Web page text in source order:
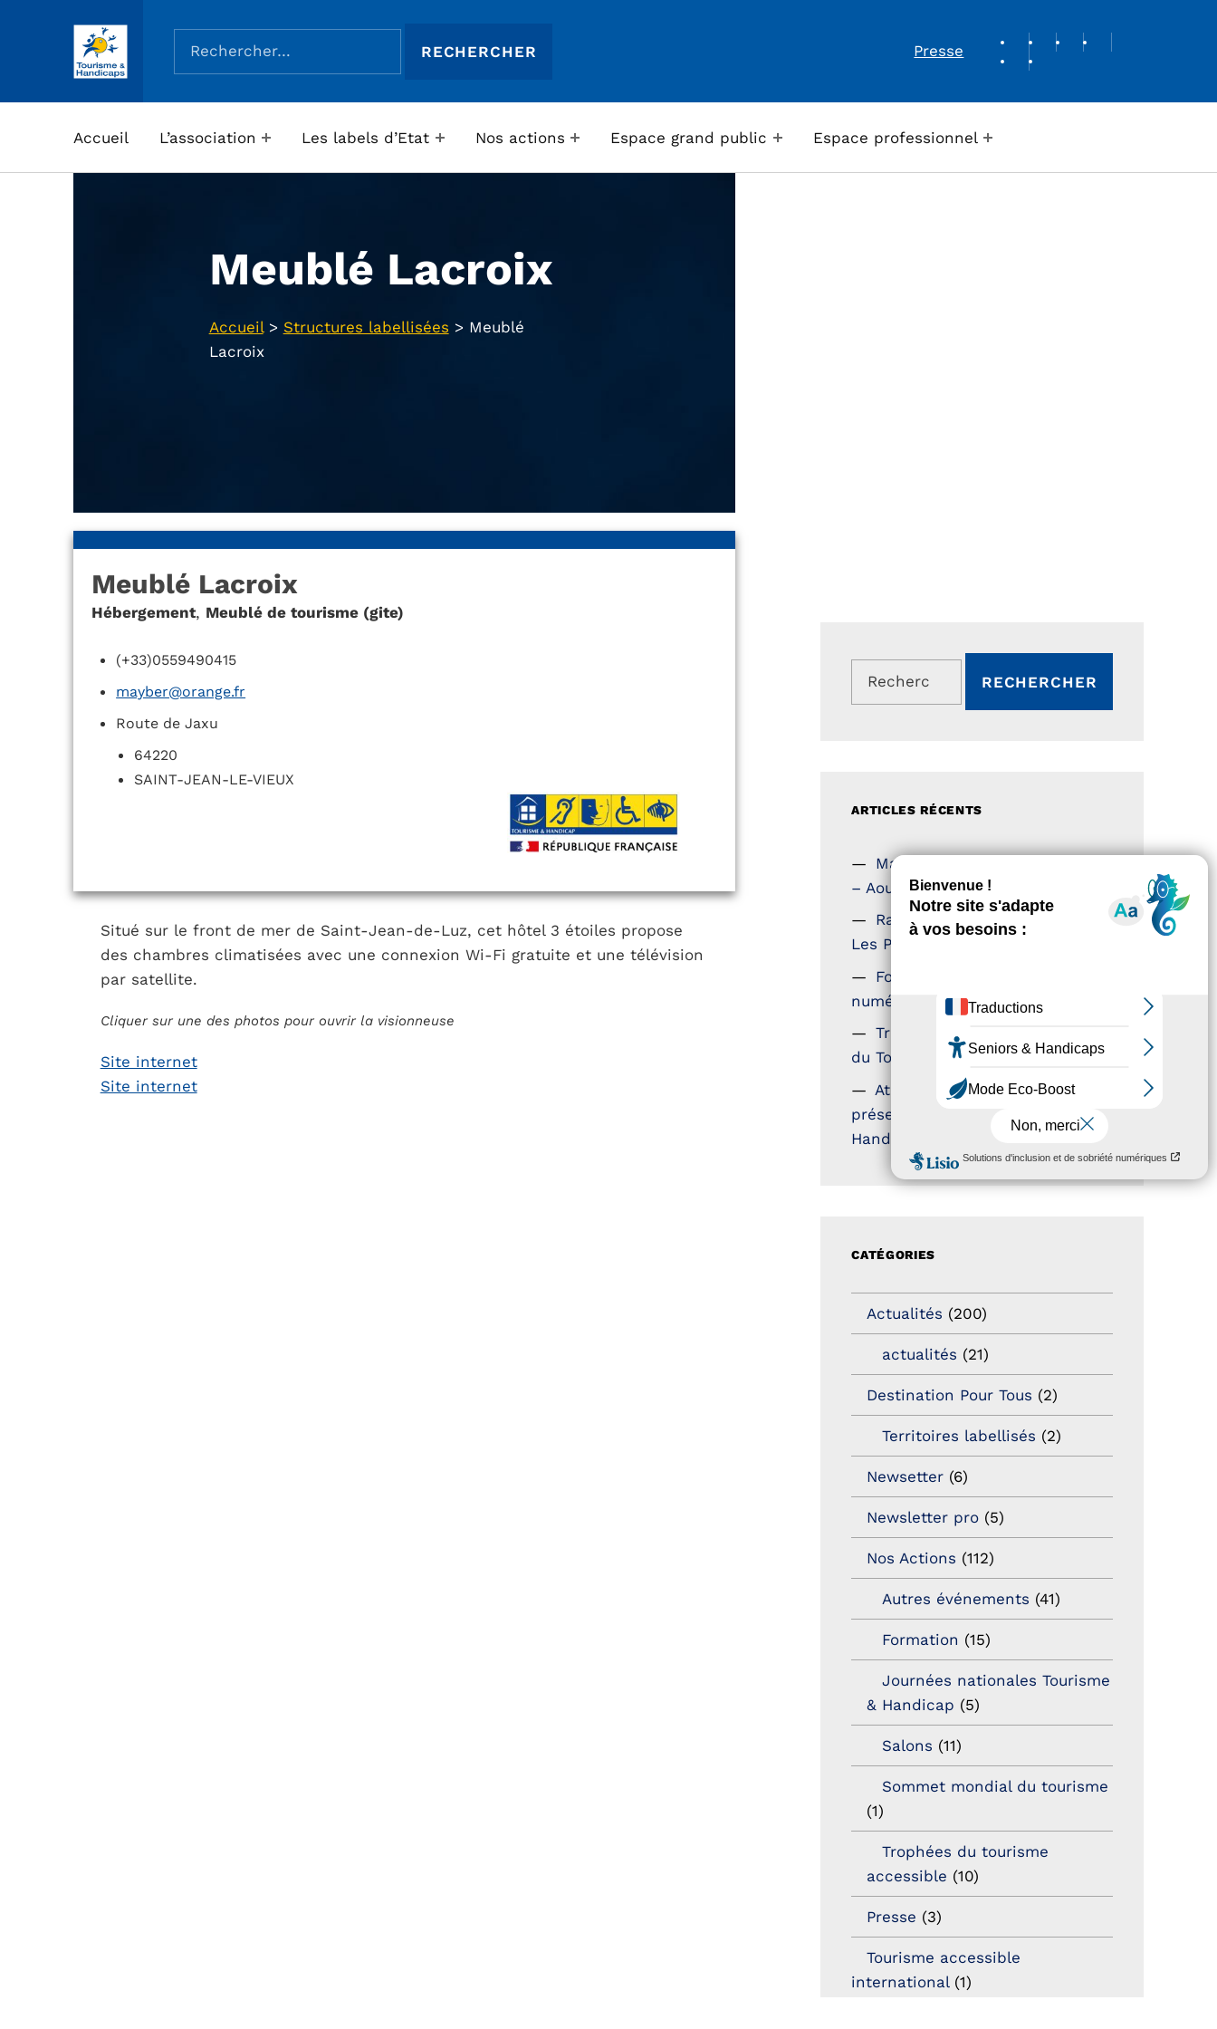
ASSOCIATION TOURISME ET HANDICAPS
Rechercher :
Presse
REVUE DE PRESSE
Accueil L’association Les labels d’Etat Nos actions Espace grand public Espace professionnel
Meublé Lacroix
Accueil> Structures labellisées > Meublé
Lacroix
Meublé Lacroix
Hébergement, Meublé de tourisme (gite)
(+33)0559490415
mayber@orange.fr
Route de Jaxu
64220
SAINT-JEAN-LE-VIEUX
Situé sur le front de mer de Saint-Jean-de-Luz, cet hôtel 3 étoiles propose
des chambres climatisées avec une connexion Wi-Fi gratuite et une télévision
par satellite.
Cliquer sur une des photos pour ouvrir la visionneuse
Site internet
Site internet
Rechercher :
ARTICLES RÉCENTS
Magazine Tourisme Accessible
– Aout 2026
Rallye Aicha des Gazelles –
Les Petillantes
Formation Communication
numérique
Trophées Horizons – Acteurs
du Tourisme Durable
Atout France – flyer
présentation label Tourisme &
Handicap
CATÉGORIES
Actualités (200)
actualités (21)
Destination Pour Tous (2)
Territoires labellisés (2)
Newsetter (6)
Newsletter pro (5)
Nos Actions (112)
Autres événements (41)
Formation (15)
Journées nationales Tourisme
& Handicap (5)
Salons (11)
Sommet mondial du tourisme
(1)
Trophées du tourisme
accessible (10)
Presse (3)
Tourisme accessible
international(1)